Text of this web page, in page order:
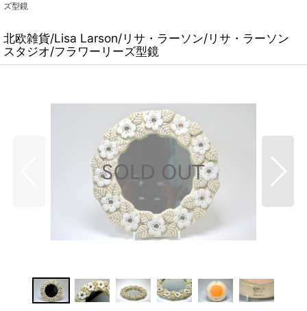
ズ型鏡
北欧雑貨/Lisa Larson/リサ・ラーソン/リサ・ラーソン
スタジオ/フラワーリーズ型鏡